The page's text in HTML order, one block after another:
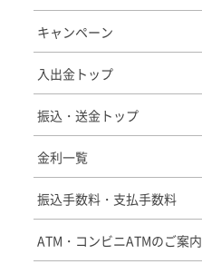
キャンペーン
入出金トップ
振込・送金トップ
金利一覧
振込手数料・支払手数料
ATM・コンビニATMのご案内